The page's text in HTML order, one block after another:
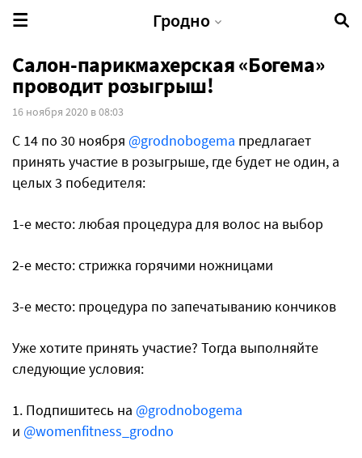
Гродно
Салон-парикмахерская «Богема»
проводит розыгрыш!
16 ноября 2020 в 08:03
С 14 по 30 ноября @grodnobogema предлагает
принять участие в розыгрыше, где будет не один, а
целых 3 победителя:
1-е место: любая процедура для волос на выбор
2-е место: стрижка горячими ножницами
3-е место: процедура по запечатыванию кончиков
Уже хотите принять участие? Тогда выполняйте
следующие условия:
1. Подпишитесь на @grodnobogema
и @womenfitness_grodno